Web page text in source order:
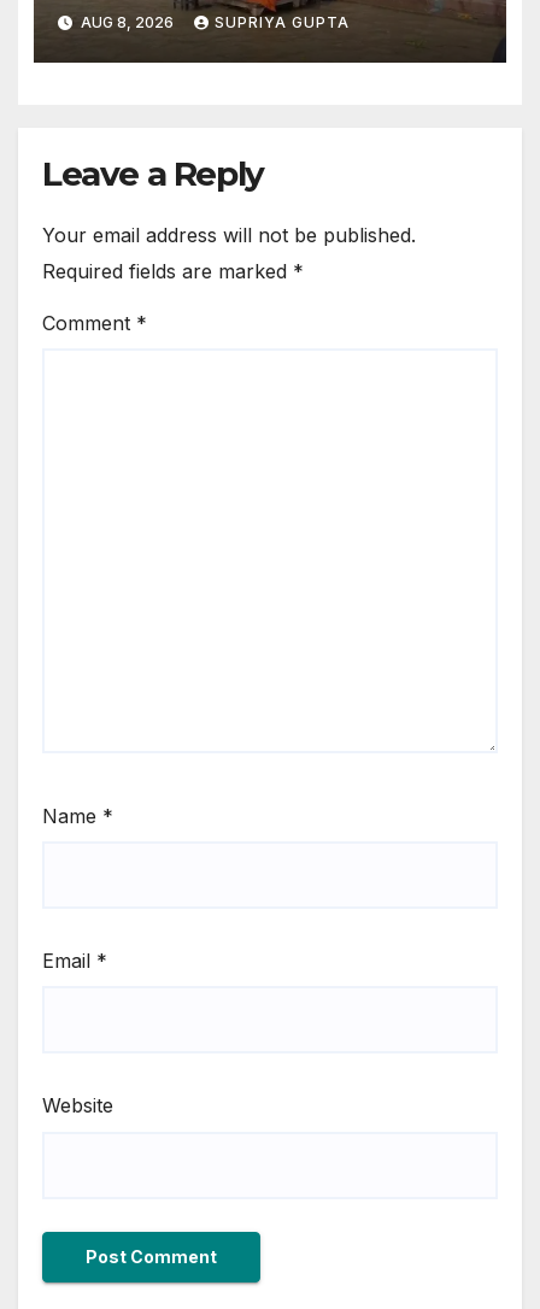
AUG 8, 2026 SUPRIYA GUPTA
Leave a Reply
Your email address will not be published.
Required fields are marked *
Comment *
Name *
Email *
Website